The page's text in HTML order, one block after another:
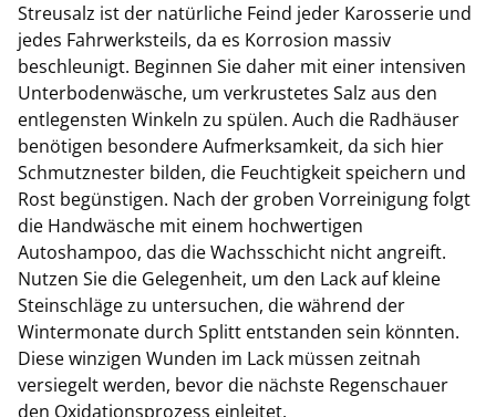
Streusalz ist der natürliche Feind jeder Karosserie und
jedes Fahrwerksteils, da es Korrosion massiv
beschleunigt. Beginnen Sie daher mit einer intensiven
Unterbodenwäsche, um verkrustetes Salz aus den
entlegensten Winkeln zu spülen. Auch die Radhäuser
benötigen besondere Aufmerksamkeit, da sich hier
Schmutznester bilden, die Feuchtigkeit speichern und
Rost begünstigen. Nach der groben Vorreinigung folgt
die Handwäsche mit einem hochwertigen
Autoshampoo, das die Wachsschicht nicht angreift.
Nutzen Sie die Gelegenheit, um den Lack auf kleine
Steinschläge zu untersuchen, die während der
Wintermonate durch Splitt entstanden sein könnten.
Diese winzigen Wunden im Lack müssen zeitnah
versiegelt werden, bevor die nächste Regenschauer
den Oxidationsprozess einleitet.